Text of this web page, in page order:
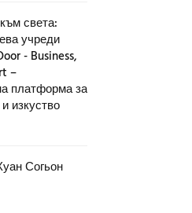
света:
учреди
- Business,
–
платформа за
изкуство
Согьон